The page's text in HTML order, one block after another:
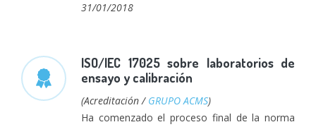
31/01/2018
ISO/IEC 17025 sobre laboratorios de
ensayo y calibración
(Acreditación / GRUPO ACMS)
Ha comenzado el proceso final de la norma